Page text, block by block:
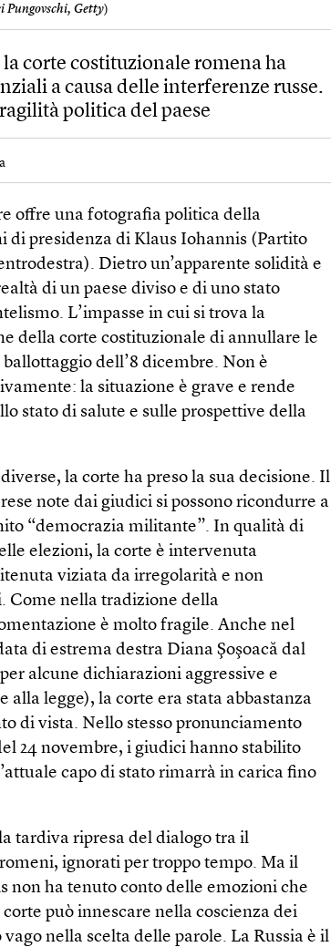
Pungovschi, Getty)
corte costituzionale romena ha
a causa delle interferenze russe.
politica del paese
offre una fotografia politica della
di presidenza di Klaus Iohannis (Partito
Dietro un’apparente solidità e
di un paese diviso e di uno stato
L’impasse in cui si trova la
della corte costituzionale di annullare le
dell’8 dicembre. Non è
la situazione è grave e rende
stato di salute e sulle prospettive della
la corte ha preso la sua decisione. Il
note dai giudici si possono ricondurre a
“democrazia militante”. In qualità di
elezioni, la corte è intervenuta
viziata da irregolarità e non
Come nella tradizione della
è molto fragile. Anche nel
di estrema destra Diana Şoşoacă dal
alcune dichiarazioni aggressive e
legge), la corte era stata abbastanza
di vista. Nello stesso pronunciamento
24 novembre, i giudici hanno stabilito
capo di stato rimarrà in carica fino
tardiva ripresa del dialogo tra il
ignorati per troppo tempo. Ma il
non ha tenuto conto delle emozioni che
può innescare nella coscienza dei
nella scelta delle parole. La Russia è il